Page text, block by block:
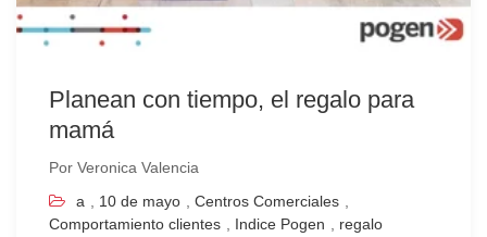
Planean con tiempo, el regalo para
mamá
Por Veronica Valencia
a
10 de mayo Centros Comerciales
Comportamiento clientes
Indice Pogen
regalo